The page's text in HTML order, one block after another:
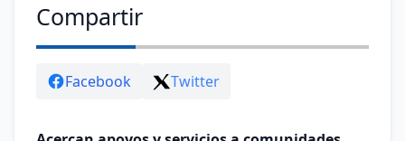
Compartir
Facebook Twitter